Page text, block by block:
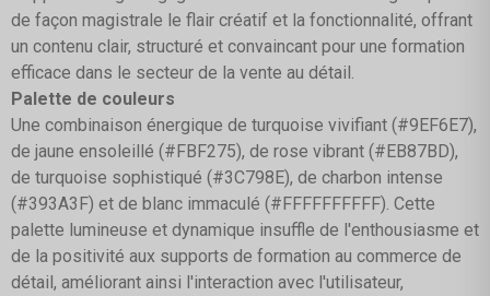
de façon magistrale le flair créatif et la fonctionnalité, offrant
un contenu clair, structuré et convaincant pour une formation
efficace dans le secteur de la vente au détail.
Palette de couleurs
Une combinaison énergique de turquoise vivifiant (#9EF6E7),
de jaune ensoleillé (#FBF275), de rose vibrant (#EB87BD),
de turquoise sophistiqué (#3C798E), de charbon intense
(#393A3F) et de blanc immaculé (#FFFFFFFFFF). Cette
palette lumineuse et dynamique insuffle de l'enthousiasme et
de la positivité aux supports de formation au commerce de
détail, améliorant ainsi l'interaction avec l'utilisateur,